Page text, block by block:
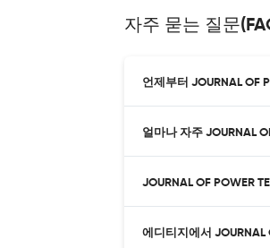
자주 묻는 질문
언제부터 JOURNAL OF
얼마나 자주 JOURNAL
JOURNAL OF POWER
에디티지에서 JOURNAL